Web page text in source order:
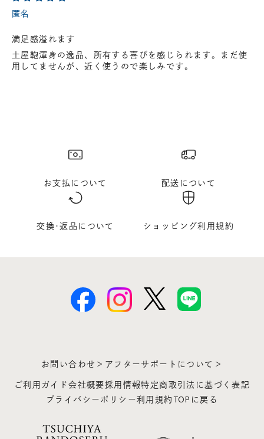
匿名
満足感溢れます
土屋鞄渾身の逸品、所有する喜びを感じられます。まだ使
用してませんが、近く使うので楽しみです。
お支払について 配送について
交換･返品について ショッピング利用規約
お問い合わせ＞ アフターサポートについて＞
ご利用ガイド会社概要採用情報特定商取引法に基づく表記
プライバシーポリシー利用規約 TOPに戻る